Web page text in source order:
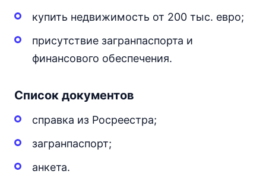
купить недвижимость от 200 тыс. евро;
присутствие загранпаспорта и
финансового обеспечения.
Список документов
справка из Росреестра;
загранпаспорт;
анкета.